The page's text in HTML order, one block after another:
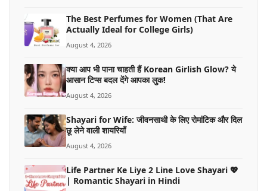
The Best Perfumes for Women (That Are
Actually Ideal for College Girls)
August 4, 2026
क्या आप भी पाना चाहती हैं Korean Girlish Glow? ये
आसान टिप्स बदल देंगे आपका लुक!
August 4, 2026
Shayari for Wife: जीवनसाथी के लिए रोमांटिक और दिल
छू लेने वाली शायरियाँ
August 4, 2026
Life Partner Ke Liye 2 Line Love Shayari 💖
| Romantic Shayari in Hindi